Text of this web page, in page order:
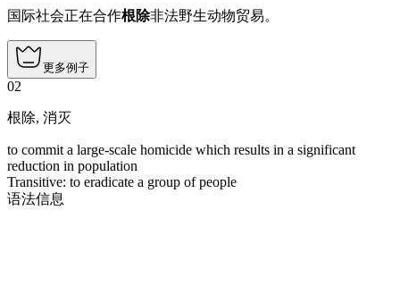
国际社会正在合作根除非法野生动物贸易。
更多例子
02
根除, 消灭
to commit a large-scale homicide which results in a significant
reduction in population
Transitive: to eradicate a group of people
语法信息